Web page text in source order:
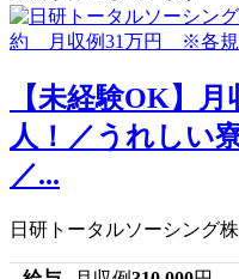
【未経験OK】
人！／うれしい
／...
日研トータルソーシング